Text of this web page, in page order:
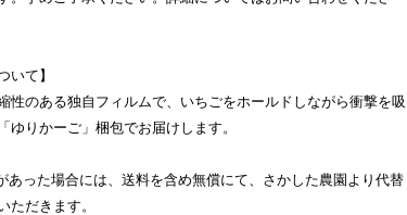
いて】
性のある独自フィルムで、いちごをホールドしながら衝撃を吸
ゆりかーご」梱包でお届けします。
あった場合には、送料を含め無償にて、さかした農園より代替
ただきます。